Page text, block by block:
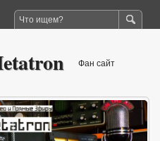
Фан сайт